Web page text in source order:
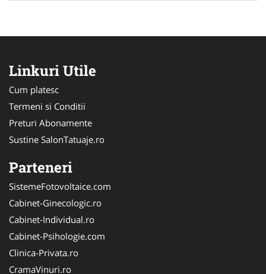
Linkuri Utile
Cum platesc
Termeni si Conditii
Preturi Abonamente
Sustine SalonTatuaje.ro
Parteneri
SistemeFotovoltaice.com
Cabinet-Ginecologic.ro
Cabinet-Individual.ro
Cabinet-Psihologie.com
Clinica-Privata.ro
CramaVinuri.ro